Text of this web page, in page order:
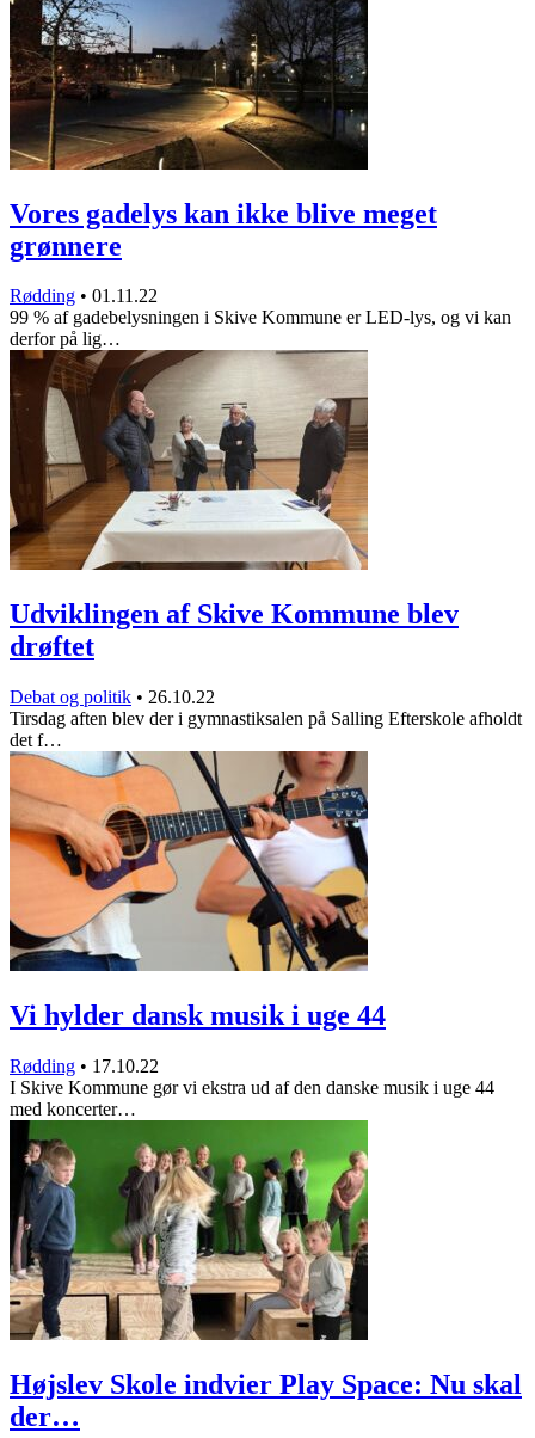
Vores gadelys kan ikke blive meget
grønnere
Rødding • 01.11.22
99 % af gadebelysningen i Skive Kommune er LED-lys, og vi kan
derfor på lig…
Udviklingen af Skive Kommune blev
drøftet
Debat og politik • 26.10.22
Tirsdag aften blev der i gymnastiksalen på Salling Efterskole afholdt
det f…
Vi hylder dansk musik i uge 44
Rødding • 17.10.22
I Skive Kommune gør vi ekstra ud af den danske musik i uge 44
med koncerter…
Højslev Skole indvier Play Space: Nu skal
der…